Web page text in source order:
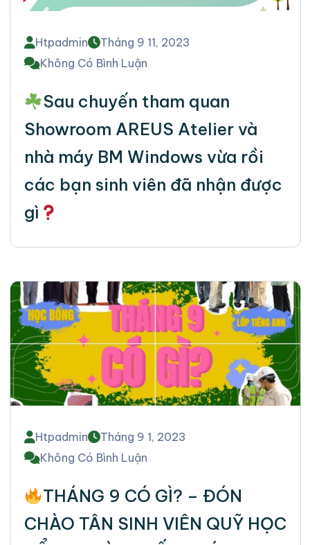
Htpadmin
Tháng 9 11, 2023
Không Có Bình Luận
Sau chuyến tham quan
Showroom AREUS Atelier và
nhà máy BM Windows vừa rồi
các bạn sinh viên đã nhận được
gì
Htpadmin
Tháng 9 1, 2023
Không Có Bình Luận
THÁNG 9 CÓ GÌ? – ĐÓN
CHÀO TÂN SINH VIÊN QUỸ HỌC